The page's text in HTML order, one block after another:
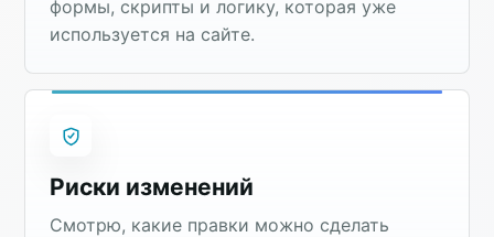
формы, скрипты и логику, которая уже
используется на сайте.
Риски изменений
Смотрю, какие правки можно сделать